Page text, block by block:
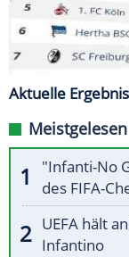
Aktuelle
Meistgelesen
"Infanti-No
des FIFA-
UEFA hält
Infantino